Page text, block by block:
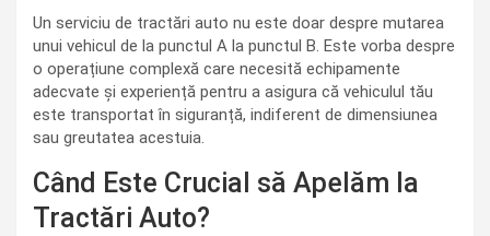
Un serviciu de tractări auto nu este doar despre mutarea
unui vehicul de la punctul A la punctul B. Este vorba despre
o operațiune complexă care necesită echipamente
adecvate și experiență pentru a asigura că vehiculul tău
este transportat în siguranță, indiferent de dimensiunea
sau greutatea acestuia.
Când Este Crucial să Apelăm la
Tractări Auto?